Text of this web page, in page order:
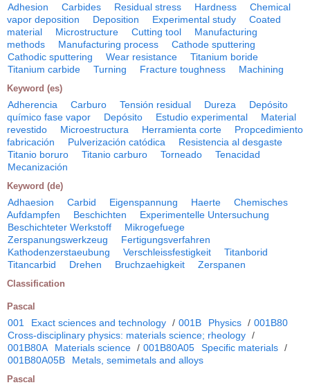
Adhesion Carbides Residual stress Hardness
Chemical
vapor deposition
Deposition Experimental study
Coated
material
Microstructure Cutting tool
Manufacturing
methods
Manufacturing process
Cathode sputtering
Cathodic sputtering
Wear resistance
Titanium boride
Titanium carbide
Turning Fracture toughness Machining
Keyword (es)
Adherencia Carburo Tensión residual Dureza
Depósito
químico fase vapor
Depósito Estudio experimental
Material
revestido
Microestructura Herramienta corte
Propcedimiento
fabricación
Pulverización catódica
Resistencia al desgaste
Titanio boruro
Titanio carburo Torneado
Tenacidad
Mecanización
Keyword (de)
Adhaesion Carbid Eigenspannung Haerte
Chemisches
Aufdampfen
Beschichten
Experimentelle Untersuchung
Beschichteter Werkstoff
Mikrogefuege
Zerspanungswerkzeug
Fertigungsverfahren
Kathodenzerstaeubung
Verschleissfestigkeit
Titanborid
Titancarbid
Drehen Bruchzaehigkeit Zerspanen
Classification
Pascal
001 Exact sciences and technology / 001B Physics / 001B80
Cross-disciplinary physics: materials science; rheology /
001B80A
Materials science / 001B80A05 Specific materials /
001B80A05B
Metals, semimetals and alloys
Pascal